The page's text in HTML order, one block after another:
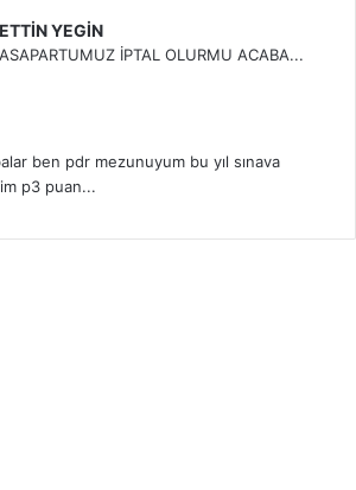
YEGİN
İPTAL OLURMU ACABA...
ben pdr mezunuyum bu yıl sınava
p3 puan...